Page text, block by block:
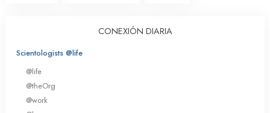
CONEXIÓN DIARIA
Scientologists @life
@life
@theOrg
@work